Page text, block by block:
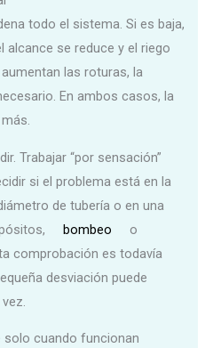
todo el sistema. Si es baja,
alcance se reduce y el riego
las roturas, la
En ambos casos, la
Trabajar “por sensación”
si el problema está en la
de tubería o en una
bombeo
o
comprobación es todavía
desviación puede
solo cuando funcionan